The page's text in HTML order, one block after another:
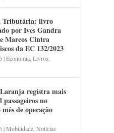
Tributária: livro
por Ives Gandra
Marcos Cintra
da EC 132/2023
|Economia ,Livros
registra mais
passageiros no
de operação
|Mobilidade ,Notícias